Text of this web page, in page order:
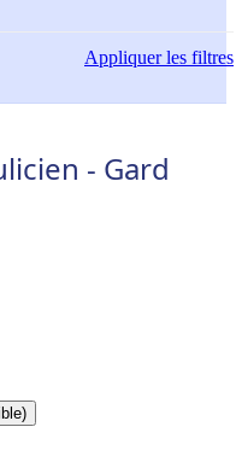
Appliquerles filtres
- Gard